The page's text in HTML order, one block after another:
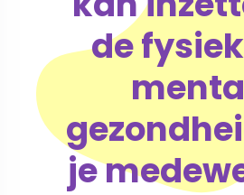
de
je